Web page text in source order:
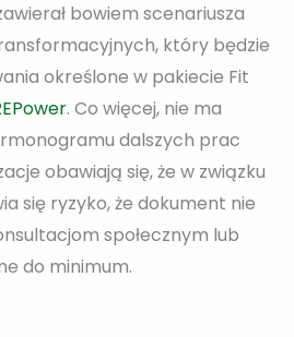
bowiem scenariusza
który będzie
określone w pakiecie Fit
. Co więcej, nie ma
dalszych prac
obawiają się, że w związku
się ryzyko, że dokument nie
społecznym lub
do minimum.